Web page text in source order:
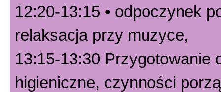
12:20-13:15 • odpoczynek
relaksacja przy muzyce,
13:15-13:30 Przygotowanie
higieniczne, czynności